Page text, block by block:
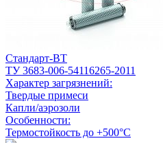
Стандарт-ВТ
ТУ 3683-006-54116265-2011
Характер загрязнений:
Твердые примеси
Капли/аэрозоли
Особенности:
Термостойкость до +500°С